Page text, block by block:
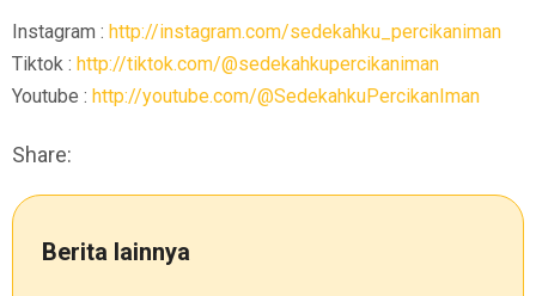
Instagram : http://instagram.com/sedekahku_percikaniman
Tiktok : http://tiktok.com/@sedekahkupercikaniman
Youtube : http://youtube.com/@SedekahkuPercikanIman
Share:
Berita lainnya